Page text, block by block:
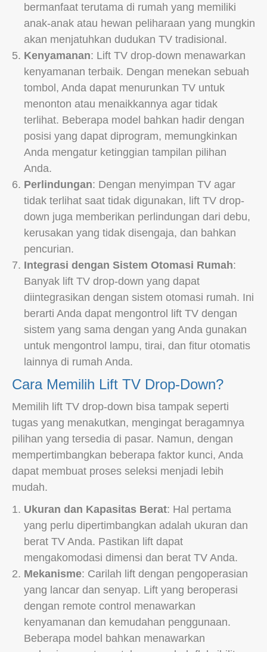
bermanfaat terutama di rumah yang memiliki
anak-anak atau hewan peliharaan yang mungkin
akan menjatuhkan dudukan TV tradisional.
Kenyamanan: Lift TV drop-down menawarkan
kenyamanan terbaik. Dengan menekan sebuah
tombol, Anda dapat menurunkan TV untuk
menonton atau menaikkannya agar tidak
terlihat. Beberapa model bahkan hadir dengan
posisi yang dapat diprogram, memungkinkan
Anda mengatur ketinggian tampilan pilihan
Anda.
Perlindungan: Dengan menyimpan TV agar
tidak terlihat saat tidak digunakan, lift TV drop-
down juga memberikan perlindungan dari debu,
kerusakan yang tidak disengaja, dan bahkan
pencurian.
Integrasi dengan Sistem Otomasi Rumah:
Banyak lift TV drop-down yang dapat
diintegrasikan dengan sistem otomasi rumah. Ini
berarti Anda dapat mengontrol lift TV dengan
sistem yang sama dengan yang Anda gunakan
untuk mengontrol lampu, tirai, dan fitur otomatis
lainnya di rumah Anda.
Cara Memilih Lift TV Drop-Down?
Memilih lift TV drop-down bisa tampak seperti
tugas yang menakutkan, mengingat beragamnya
pilihan yang tersedia di pasar. Namun, dengan
mempertimbangkan beberapa faktor kunci, Anda
dapat membuat proses seleksi menjadi lebih
mudah.
Ukuran dan Kapasitas Berat: Hal pertama
yang perlu dipertimbangkan adalah ukuran dan
berat TV Anda. Pastikan lift dapat
mengakomodasi dimensi dan berat TV Anda.
Mekanisme: Carilah lift dengan pengoperasian
yang lancar dan senyap. Lift yang beroperasi
dengan remote control menawarkan
kenyamanan dan kemudahan penggunaan.
Beberapa model bahkan menawarkan